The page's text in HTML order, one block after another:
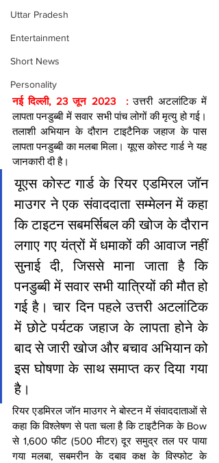
Uttar Pradesh
Entertainment
Short News
Personality
नई दिल्ली, 23 जून 2023  : उत्तरी अटलांटिक में
लापता पनडुब्बी में सवार सभी पांच लोगों की मृत्यु हो गई।
तलाशी अभियान के दौरान टाइटैनिक जहाज के पास
लापता पनडुब्बी का मलबा मिला। यूएस कोस्ट गार्ड ने यह
जानकारी दी है।
यूएस कोस्ट गार्ड के रियर एडमिरल जॉन
माउगर ने एक संवाददाता सम्मेलन में कहा
कि टाइटन सबमर्सिबल की खोज के दौरान
लगाए गए यंत्रों में धमाकों की आवाज नहीं
सुनाई दी, जिससे माना जाता है कि
पनडुब्बी में सवार सभी यात्रियों की मौत हो
गई है। चार दिन पहले उत्तरी अटलांटिक
में छोटे पर्यटक जहाज के लापता होने के
बाद से जारी खोज और बचाव अभियान को
इस घोषणा के साथ समाप्त कर दिया गया
है।
रियर एडमिरल जॉन माउगर ने बोस्टन में संवाददाताओं से
कहा कि विश्लेषण से पता चला है कि टाइटैनिक के Bow
से 1,600 फीट (500 मीटर) दूर समुद्र तल पर पाया
गया मलबा, सबमरीन के दबाव कक्ष के विस्फोट के